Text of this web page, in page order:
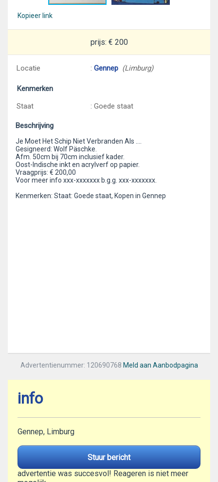
Kopieer link
prijs: € 200
Locatie : Gennep (Limburg)
Kenmerken
Staat
: Goede staat
Beschrijving
Je Moet Het Schip Niet Verbranden Als ….
Gesigneerd: Wolf Päschke.
Afm. 50cm bij 70cm inclusief kader.
Oost-Indische inkt en acrylverf op papier.
Vraagprijs: € 200,00
Voor meer info xxx-xxxxxxx b.g.g. xxx-xxxxxxx.
Kenmerken: Staat: Goede staat, Kopen in Gennep
Advertentienummer: 120690768 Meld aan Aanbodpagina
info
Gennep, Limburg
Stuur bericht
advertentie was succesvol! Reageren is niet meer